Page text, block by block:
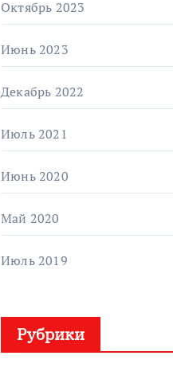
Октябрь 2023
Июнь 2023
Декабрь 2022
Июль 2021
Июнь 2020
Май 2020
Июль 2019
Рубрики